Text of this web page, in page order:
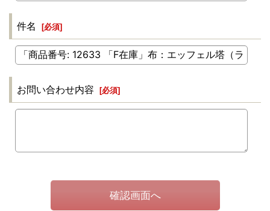
件名 [必須]
お問い合わせ内容 [必須]
確認画面へ